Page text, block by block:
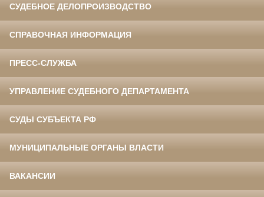
СУДЕБНОЕ ДЕЛОПРОИЗВОДСТВО
СПРАВОЧНАЯ ИНФОРМАЦИЯ
ПРЕСС-СЛУЖБА
УПРАВЛЕНИЕ СУДЕБНОГО ДЕПАРТАМЕНТА
СУДЫ СУБЪЕКТА РФ
МУНИЦИПАЛЬНЫЕ ОРГАНЫ ВЛАСТИ
ВАКАНСИИ